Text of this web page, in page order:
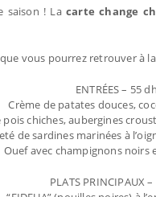
saison ! La carte change
vous pourrez retrouver à
ENTRÉES – 55
Crème de patates douces,
pois chiches, aubergines
de sardines marinées à
Ouef avec champignons noirs
PLATS PRINCIPAUX